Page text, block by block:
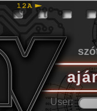
User: